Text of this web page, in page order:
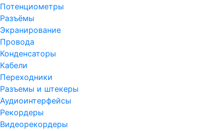
Потенциометры
Разъёмы
Экранирование
Провода
Конденсаторы
Кабели
Переходники
Разъемы и штекеры
Аудиоинтерфейсы
Рекордеры
Видеорекордеры